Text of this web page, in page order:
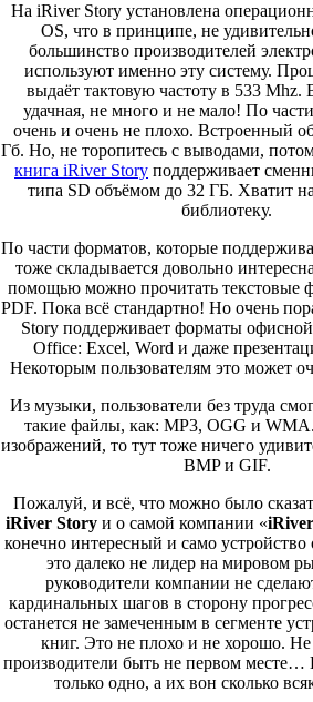
На iRiver Story установлена
OS, что в принципе, не
большинство производителей
используют именно эту систему.
выдаёт тактовую частоту в 533 Mhz.
удачная, не много и не мало! По
очень и очень не плохо. Встроенный
Гб. Но, не торопитесь с выводами,
книга iRiver Story поддерживает
типа SD объёмом до 32 ГБ. Хватит
библиотеку.
По части форматов, которые
тоже складывается довольно
помощью можно прочитать текстовые
PDF. Пока всё стандартно! Но очень
Story поддерживает форматы
Office: Excel, Word и даже
Некоторым пользователям это может
Из музыки, пользователи без труда
такие файлы, как: MP3, OGG и
изображений, то тут тоже ничего
BMP и GIF.
Пожалуй, и всё, что можно было
iRiver Story и о самой компании «iRiver
конечно интересный и само
это далеко не лидер на мировом
руководители компании не
кардинальных шагов в сторону
останется не замеченным в сегменте
книг. Это не плохо и не хорошо.
производители быть не первом месте…
только одно, а их вон сколько